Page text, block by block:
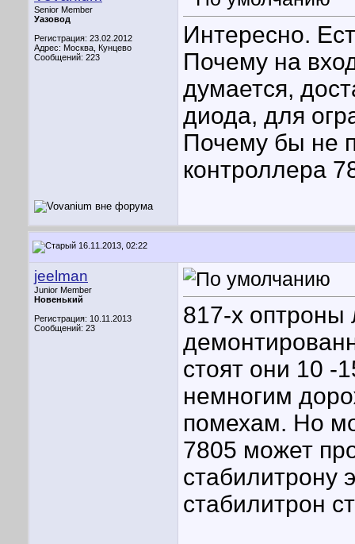
Senior Member
Уазовод
Регистрация: 23.02.2012
Адрес: Москва, Кунцево
Сообщений: 223
Интересно.
Почему на
думается,
диода, для
Почему бы не
контроллера
16.11.2013, 02:22
jeelman
Junior Member
Новенький
Регистрация: 10.11.2013
Сообщений: 23
817-х оптроны
стоят они 10 -
немногим
помехам. Но
7805 может
стабилитрону
стабилитрон